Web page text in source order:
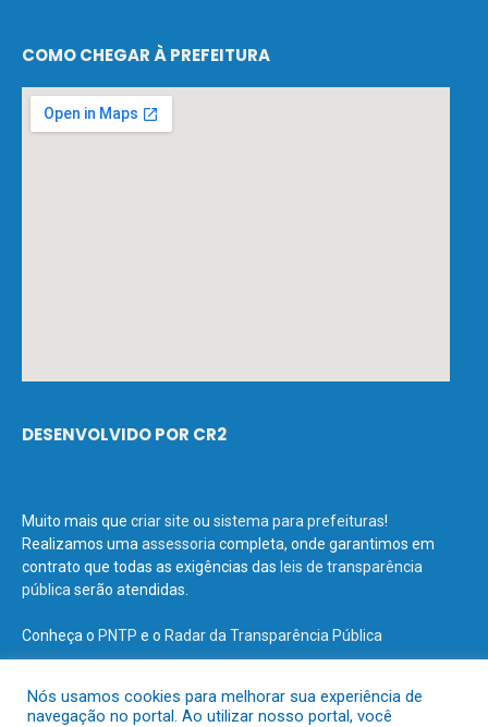
COMO CHEGAR À PREFEITURA
DESENVOLVIDO POR CR2
Muito mais que criar site ou sistema para prefeituras!
Realizamos uma assessoria completa, onde garantimos em
contrato que todas as exigências das leis de transparência
pública serão atendidas.
Conheça o PNTP e o Radar da Transparência Pública
Nós usamos cookies para melhorar sua experiência de
navegação no portal. Ao utilizar nosso portal, você